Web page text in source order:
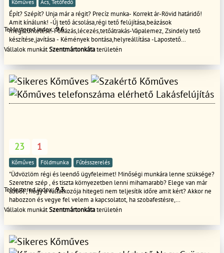
Kőműves Ács, Tetőfedő
Épít? Szépít? Unja már a régit? Precíz munka- Korrekt ár-Rövid határidő!
Amit kínálunk! -Új tető ácsolása,régi tető felújítása,beázások
megszüntetése.-Fóliázás,lécezés,tetőátrakás-Vápalemez, Zsindely tető
készítése,javítása - Kémények bontása,helyreállítása -Lapostető
szigetelése-Lakatos munkák kivitelezése!HÍvjon bizalommal! Hétvégén is
TeMestered index:9.6
Vállalok munkátSzentmártonkátaterületén
Lakásfelújítás
23 1
Kőműves Földmunka Fűtésszerelés
"Üdvözlöm régi és leendő ügyfeleimet! Minőségi munkára lenne szüksége?
Szeretne szép , és tiszta környezetben lenni mihamarabb? Elege van már
abból , hogy a vállalkozója hitegeti nem teljesítik időre amit kért? Akkor ne
habozzon és vegye fel velem a kapcsolatot, ha szobafestésre,
gipszkartonszerelésre , teljeskörű lakásfelújításra van szüksége!
TeMestered index:9.3
Vállalok munkátSzentmártonkátaterületén